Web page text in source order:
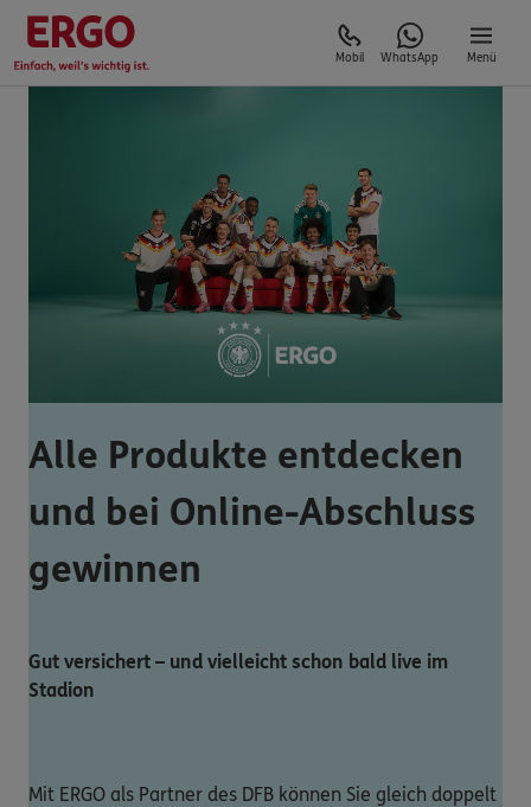
Mobil WhatsApp Menü
Alle Produkte entdecken
und bei Online-Abschluss
gewinnen
Gut versichert – und vielleicht schon bald live im
Stadion
Mit ERGO als Partner des DFB können Sie gleich doppelt